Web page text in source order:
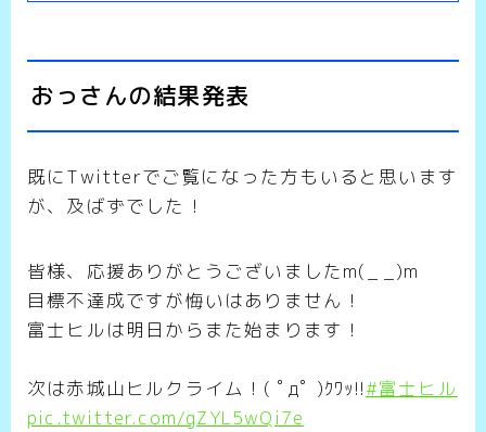
おっさんの結果発表
既にTwitterでご覧になった方もいると思います
が、及ばずでした！
皆様、応援ありがとうございましたm(_ _)m
目標不達成ですが悔いはありません！
富士ヒルは明日からまた始まります！
次は赤城山ヒルクライム！( ﾟдﾟ )ｸﾜｯ!!#富士ヒル
pic.twitter.com/gZYL5wQi7e